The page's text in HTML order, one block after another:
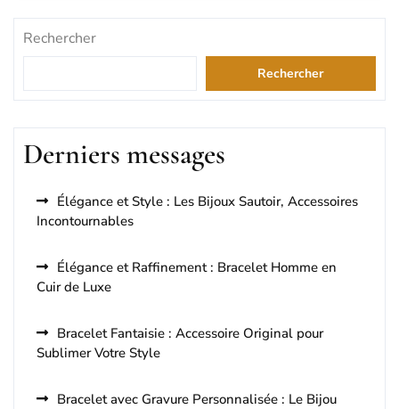
Rechercher
Rechercher
Derniers messages
Élégance et Style : Les Bijoux Sautoir, Accessoires
Incontournables
Élégance et Raffinement : Bracelet Homme en
Cuir de Luxe
Bracelet Fantaisie : Accessoire Original pour
Sublimer Votre Style
Bracelet avec Gravure Personnalisée : Le Bijou